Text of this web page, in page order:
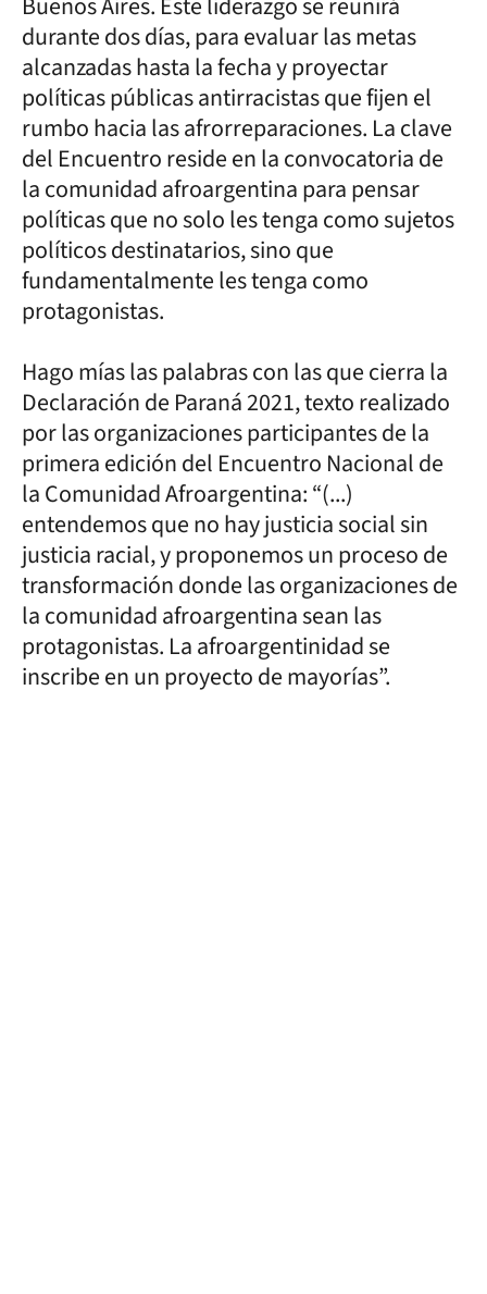
durante dos días, para evaluar las metas
alcanzadas hasta la fecha y proyectar
políticas públicas antirracistas que fijen el
rumbo hacia las afrorreparaciones. La clave
del Encuentro reside en la convocatoria de
la comunidad afroargentina para pensar
políticas que no solo les tenga como sujetos
políticos destinatarios, sino que
fundamentalmente les tenga como
protagonistas.
Hago mías las palabras con las que cierra la
Declaración de Paraná 2021, texto realizado
por las organizaciones participantes de la
primera edición del Encuentro Nacional de
la Comunidad Afroargentina: “(...)
entendemos que no hay justicia social sin
justicia racial, y proponemos un proceso de
transformación donde las organizaciones de
la comunidad afroargentina sean las
protagonistas. La afroargentinidad se
inscribe en un proyecto de mayorías”.